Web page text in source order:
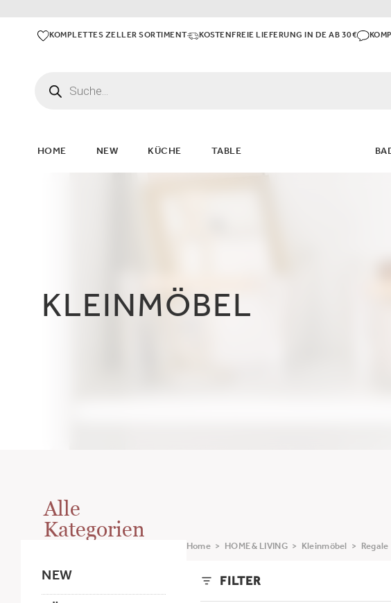
KOMPLETTES ZELLER SORTIMENT KOSTENFREIE LIEFERUNG IN DE AB 30€
HOME NEW KÜCHE TABLE
KLEINMÖBEL
Alle
Kategorien
NEW
Home > HOME & LIVING > Kleinmöbel > Regale
FILTER